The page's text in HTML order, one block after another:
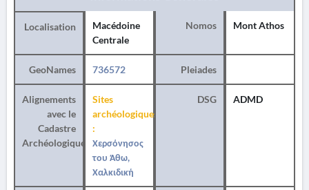
Localisation
Macédoine
Centrale
Nomos Mont Athos
GeoNames 736572 Pleiades
Alignements
avec le
Cadastre
Archéologique
Sites
archéologiques
:
Χερσόνησος
του Άθω,
Χαλκιδική
DSG ADMD